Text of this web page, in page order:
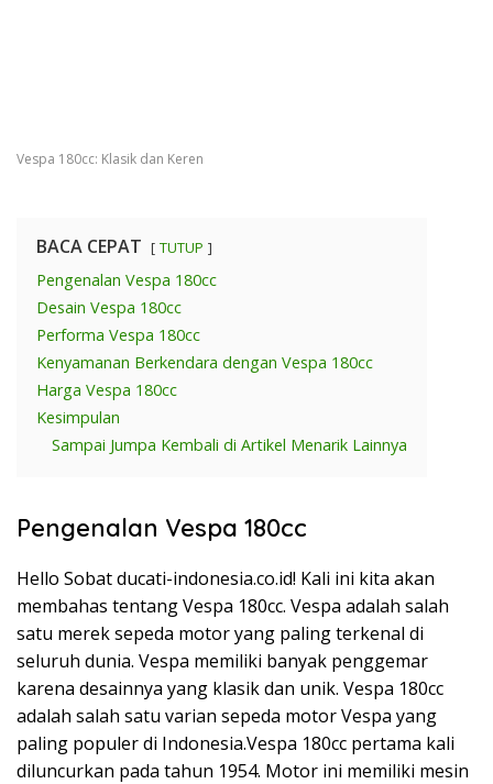
Vespa 180cc: Klasik dan Keren
BACA CEPAT TUTUP
Pengenalan Vespa 180cc
Desain Vespa 180cc
Performa Vespa 180cc
Kenyamanan Berkendara dengan Vespa 180cc
Harga Vespa 180cc
Kesimpulan
Sampai Jumpa Kembali di Artikel Menarik Lainnya
Pengenalan Vespa 180cc
Hello Sobat ducati-indonesia.co.id! Kali ini kita akan
membahas tentang Vespa 180cc. Vespa adalah salah
satu merek sepeda motor yang paling terkenal di
seluruh dunia. Vespa memiliki banyak penggemar
karena desainnya yang klasik dan unik. Vespa 180cc
adalah salah satu varian sepeda motor Vespa yang
paling populer di Indonesia.Vespa 180cc pertama kali
diluncurkan pada tahun 1954. Motor ini memiliki mesin